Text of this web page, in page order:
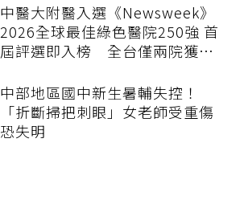
中醫大附醫入選《Newsweek》
2026全球最佳綠色醫院250強 首
屆評選即入榜 全台僅兩院獲
中部地區國中新生暑輔失控！
「折斷掃把刺眼」女老師受重傷
恐失明